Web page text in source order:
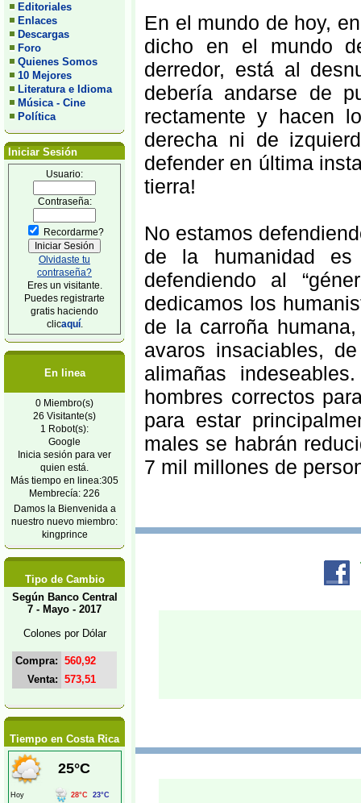
Editoriales
Enlaces
Descargas
Foro
Quienes Somos
10 Mejores
Literatura e Idioma
Música - Cine
Política
Iniciar Sesión
Usuario:
Contraseña:
Recordarme?
Olvidaste tu
contraseña?
Eres un visitante.
Puedes registrarte
gratis haciendo
clicaquí.
En linea
0 Miembro(s)
26 Visitante(s)
1 Robot(s):
Google
Inicia sesión para ver
quien está.
Más tiempo en linea:305
Membrecía: 226
Damos la Bienvenida a
nuestro nuevo miembro:
kingprince
Tipo de Cambio
Según Banco Central
7 - Mayo - 2017
Colones por Dólar
Compra: 560,92
Venta: 573,51
Tiempo en Costa Rica
En el mundo de hoy,
dicho en el mundo
derredor, está al
debería andarse de
rectamente y hacen
derecha ni de
defender en última
tierra!
No estamos
de la humanidad es
defendiendo al
dedicamos los
de la carroña
avaros insaciables,
alimañas
hombres correctos
para estar
males se habrán
7 mil millones de